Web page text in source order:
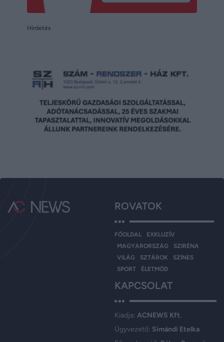
Hirdetés
ROVATOK
FŐOLDAL
EXKLUZÍV
MAGYARORSZÁG
SZIRÉNA
VILÁG
SZTÁROK
SZÍNES
SPORT
ÉLETMÓD
KAPCSOLAT
Kiadja: ACNEWS Kft.
Ügyvezető: Simándi Etelka